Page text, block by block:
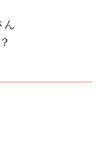
ん